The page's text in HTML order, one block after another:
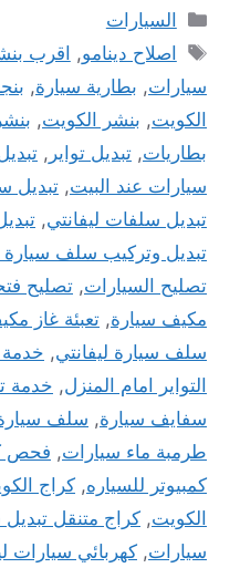
التصنيفات
السيارات
الوسوم
اصلاح دينامو, اقرب
سيارات, بطارية سيارة,
الكويت, بنشر الكويت,
بطاريات, تبديل تواير ,
سيارات عند البيت, تبديل
تبديل سلفات ليفانتي,
تبديل وتركيب سلف سيارة
تصليح السيارات, تصليح
مكيف سيارة, تعبئة غاز
سلف سيارة ليفانتي, خدمة
التواير امام المنزل, خدمة
سفايف سيارة, سلف سيارة
طرمبة ماء سيارات, فحص
كمبيوتر للسياره, كراج
الكويت, كراج متنقل
سيارات, كهربائي سيارات